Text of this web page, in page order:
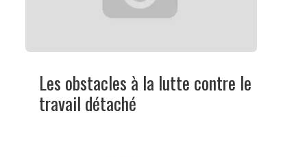
Les obstacles à la lutte contre le
travail détaché